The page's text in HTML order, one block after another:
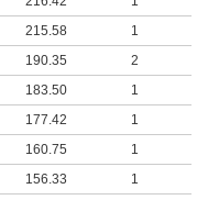
215.58
1
190.35
2
183.50
1
177.42
1
160.75
1
156.33
1